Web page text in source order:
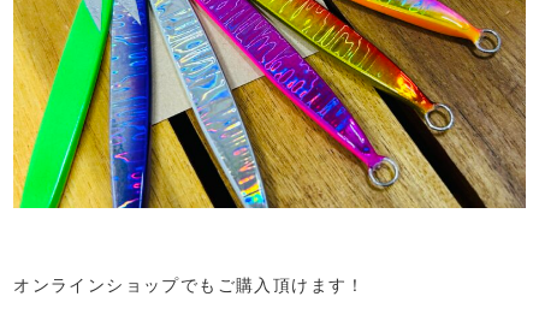
オンラインショップでもご購入頂けます！